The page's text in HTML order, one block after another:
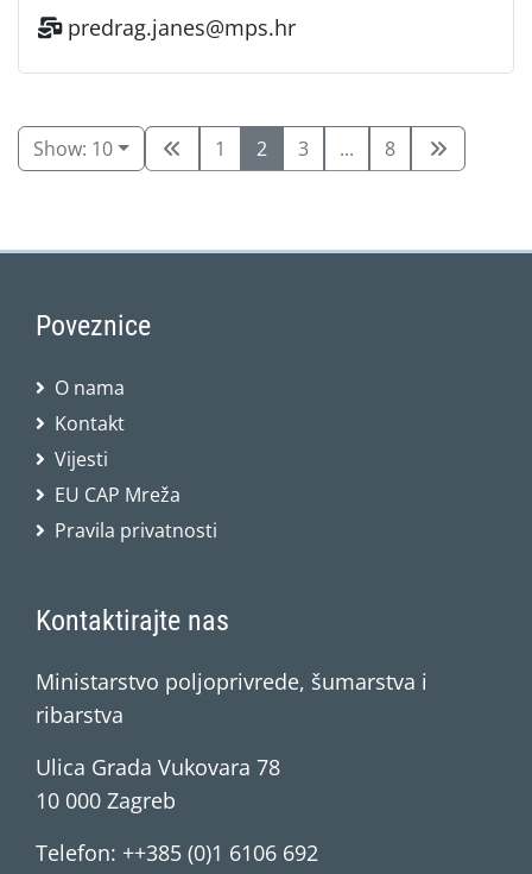
predrag.janes@mps.hr
Show: 10 1 2 3 ... 8
Poveznice
O nama
Kontakt
Vijesti
EU CAP Mreža
Pravila privatnosti
Kontaktirajte nas
Ministarstvo poljoprivrede, šumarstva i
ribarstva
Ulica Grada Vukovara 78
10 000 Zagreb
Telefon: ++385 (0)1 6106 692